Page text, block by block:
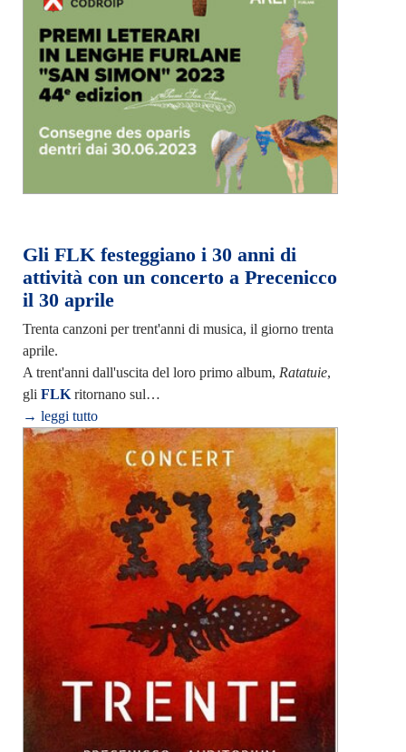
Gli FLK festeggiano i 30 anni di
attività con un concerto a Precenicco
il 30 aprile
Trenta canzoni per trent'anni di musica, il giorno trenta
aprile.
A trent'anni dall'uscita del loro primo album, Ratatuie,
gli FLKritornano sul…
→ leggi tutto